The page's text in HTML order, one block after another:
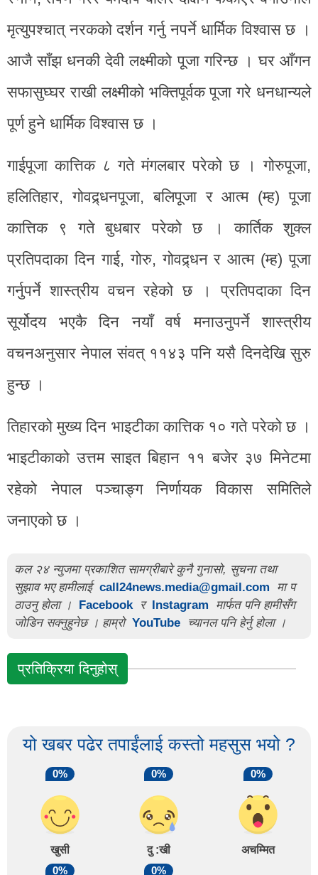
मृत्युपश्चात् नरकको दर्शन गर्नु नपर्ने धार्मिक विश्वास छ ।
आजै साँझ धनकी देवी लक्ष्मीको पूजा गरिन्छ । घर आँगन
सफासुघ्घर राखी लक्ष्मीको भक्तिपूर्वक पूजा गरे धनधान्यले
पूर्ण हुने धार्मिक विश्वास छ ।
गाईपूजा कात्तिक ८ गते मंगलबार परेको छ । गोरुपूजा,
हलितिहार, गोवद्र्धनपूजा, बलिपूजा र आत्म (म्ह) पूजा
कात्तिक ९ गते बुधबार परेको छ । कार्तिक शुक्ल
प्रतिपदाका दिन गाई, गोरु, गोवद्र्धन र आत्म (म्ह) पूजा
गर्नुपर्ने शास्त्रीय वचन रहेको छ । प्रतिपदाका दिन
सूर्योदय भएकै दिन नयाँ वर्ष मनाउनुपर्ने शास्त्रीय
वचनअनुसार नेपाल संवत् ११४३ पनि यसै दिनदेखि सुरु
हुन्छ ।
तिहारको मुख्य दिन भाइटीका कात्तिक १० गते परेको छ ।
भाइटीकाको उत्तम साइत बिहान ११ बजेर ३७ मिनेटमा
रहेको नेपाल पञ्चाङ्ग निर्णायक विकास समितिले
जनाएको छ ।
कल २४ न्युजमा प्रकाशित सामग्रीबारे कुनै गुनासो, सुचना तथा
सुझाव भए हामीलाई call24news.media@gmail.com
मा प
ठाउनु होला ।
Facebook र Instagram
मार्फत पनि हामीसँग
जोडिन सक्नुहुनेछ । हाम्रो YouTube च्यानल पनि हेर्नु होला ।
प्रतिक्रिया दिनुहोस्
यो खबर पढेर तपाईंलाई कस्तो महसुस भयो ?
0%
खुसी
0%
दु :खी
0%
अचम्मित
0%
0%